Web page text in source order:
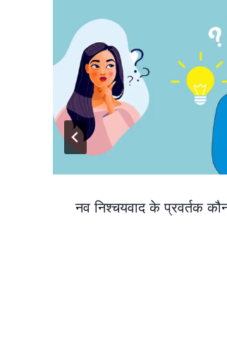
नव निश्चयवाद के प्रवर्तक